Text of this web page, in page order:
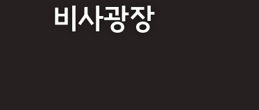
비사광장